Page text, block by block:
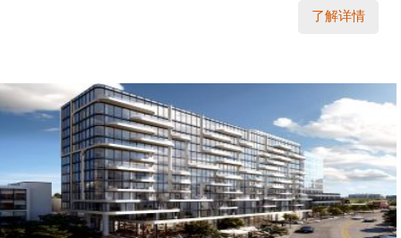
了解详情